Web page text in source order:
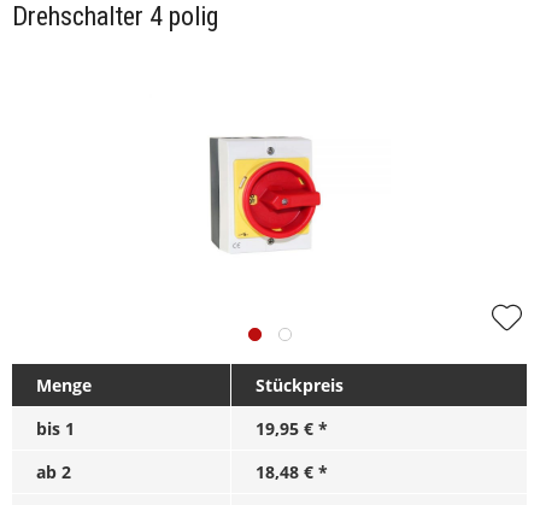
Drehschalter 4 polig
Menge
Stückpreis
bis 1
19,95 € *
ab 2
18,48 € *